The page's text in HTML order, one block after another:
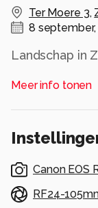
Ter Moere 3,
8 september,
Landschap in
Meer info tonen
Canon EOS
RF24-